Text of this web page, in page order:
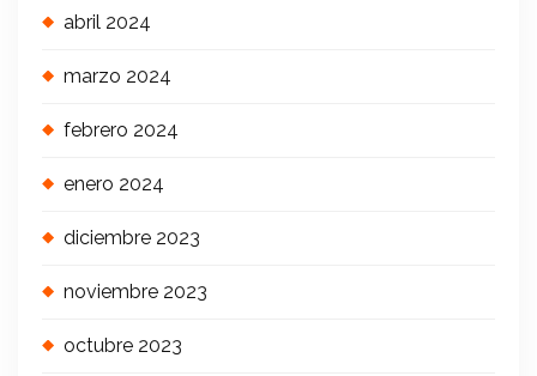
abril 2024
marzo 2024
febrero 2024
enero 2024
diciembre 2023
noviembre 2023
octubre 2023